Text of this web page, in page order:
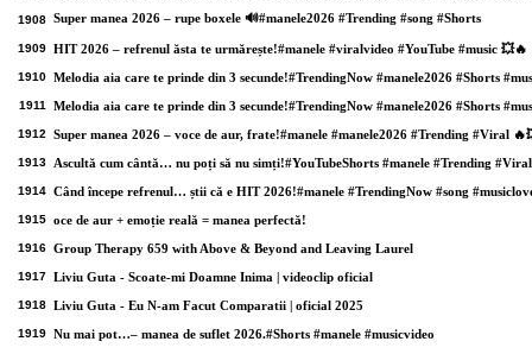
1908 Super manea 2026 – rupe boxele 🔊#manele2026 #Trending #song #Shorts
1909 HIT 2026 – refrenul ăsta te urmărește!#manele #viralvideo #YouTube #music 💥🔥
1910 Melodia aia care te prinde din 3 secunde!#TrendingNow #manele2026 #Shorts
1911 Melodia aia care te prinde din 3 secunde!#TrendingNow #manele2026 #Shorts
1912 Super manea 2026 – voce de aur, frate!#manele #manele2026 #Trending #Viral
1913 Ascultă cum cântă… nu poți să nu simți!#YouTubeShorts #manele #Trending #Viral
1914 Când începe refrenul… știi că e HIT 2026!#manele #TrendingNow #song
1915 oce de aur + emoție reală = manea perfectă!
1916 Group Therapy 659 with Above & Beyond and Leaving Laurel
1917 Liviu Guta - Scoate-mi Doamne Inima | videoclip oficial
1918 Liviu Guta - Eu N-am Facut Comparatii | oficial 2025
1919 Nu mai pot…– manea de suflet 2026.#Shorts #manele #musicvideo